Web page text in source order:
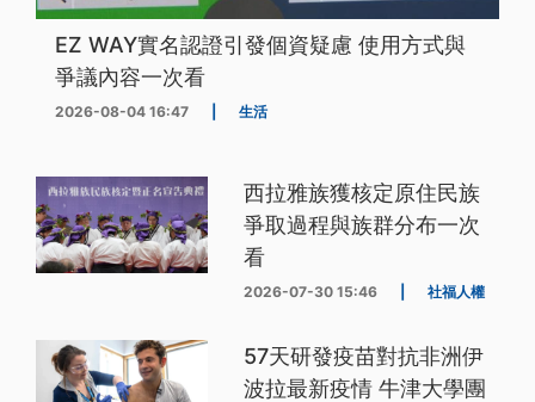
EZ WAY實名認證引發個資疑慮 使用方式與
爭議內容一次看
2026-08-04 16:47 生活
西拉雅族獲核定原住民族
爭取過程與族群分布一次
看
2026-07-30 15:46 社福人權
57天研發疫苗對抗非洲伊
波拉最新疫情 牛津大學團